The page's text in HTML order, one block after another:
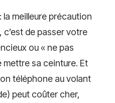
la meilleure précaution
de passer votre
ou « ne pas
mettre sa ceinture. Et
téléphone au volant
peut coûter cher,